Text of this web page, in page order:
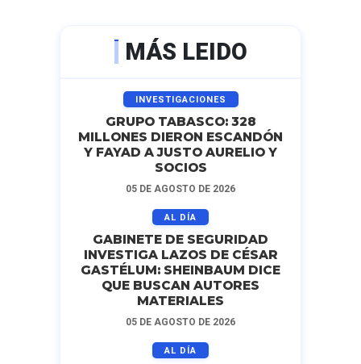
MÁS LEIDO
INVESTIGACIONES
GRUPO TABASCO: 328
MILLONES DIERON ESCANDÓN
Y FAYAD A JUSTO AURELIO Y
SOCIOS
05 DE AGOSTO DE 2026
AL DÍA
GABINETE DE SEGURIDAD
INVESTIGA LAZOS DE CÉSAR
GASTÉLUM: SHEINBAUM DICE
QUE BUSCAN AUTORES
MATERIALES
05 DE AGOSTO DE 2026
AL DÍA